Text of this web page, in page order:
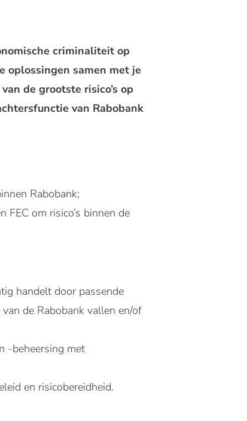
criminaliteit op
oplossingen samen met je
de grootste risico’s op
van Rabobank
Rabobank;
om risico’s binnen de
handelt door passende
de Rabobank vallen en/of
-beheersing met
en risicobereidheid.